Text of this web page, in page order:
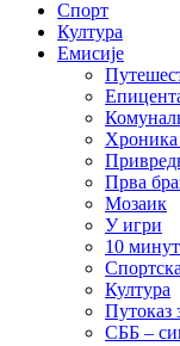
Спорт
Култура
Емисије
Хроника
Прва
Мозаик
У игри
10
Култура
Путоказ
СББ –